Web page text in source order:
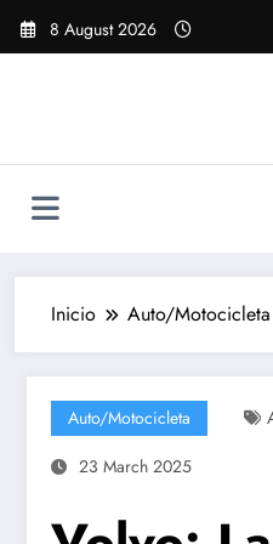
Saltar
8 August 2026
Inicio Auto/Motocicleta
Auto/Motocicleta
23 March 2025